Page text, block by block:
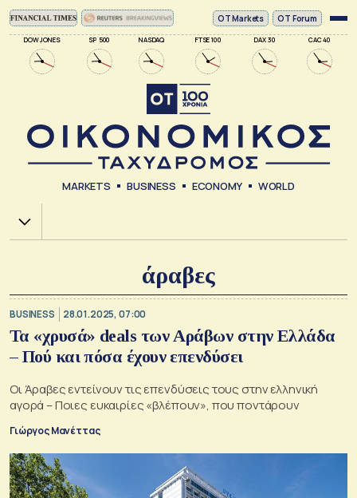
DOW JONES SP 500 NASDAQ FTSE 100 DAX 30 CAC 40
ΟΤ Markets OT Forum
MARKETS BUSINESS ECONOMY WORLD
Χ.Α.
άραβες
BUSINESS 28.01.2025, 07:00
Τα «χρυσά» deals των Αράβων στην Ελλάδα
– Πού και πόσα έχουν επενδύσει
Οι Άραβες εντείνουν τις επενδύσεις τους στην ελληνική
αγορά – Ποιες ευκαιρίες «βλέπουν», που ποντάρουν
Γιώργος Μανέττας